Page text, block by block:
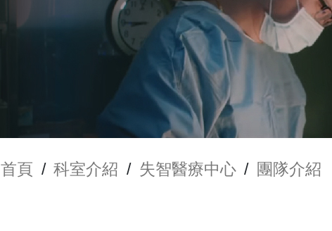
首頁 / 科室介紹 / 失智醫療中心 / 團隊介紹